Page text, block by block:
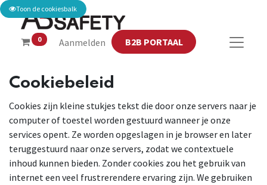
0 Aanmelden B2B PORTAAL
Cookiebeleid
Cookies zijn kleine stukjes tekst die door onze servers naar je
computer of toestel worden gestuurd wanneer je onze
services opent. Ze worden opgeslagen in je browser en later
teruggestuurd naar onze servers, zodat we contextuele
inhoud kunnen bieden. Zonder cookies zou het gebruik van
internet een veel frustrerendere ervaring zijn. We gebruiken
Toon de cookiesbalk